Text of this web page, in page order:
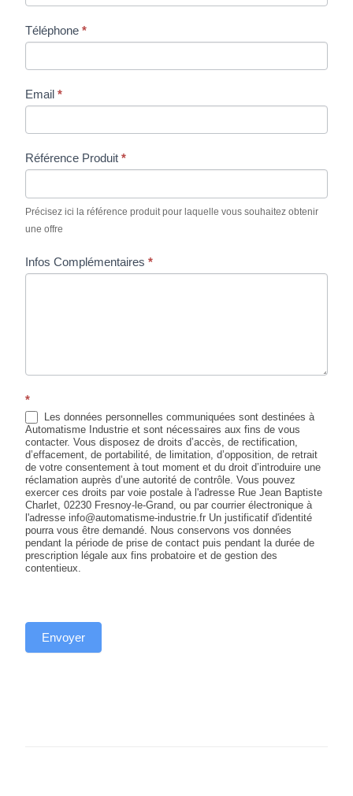
Téléphone *
Email *
Référence Produit *
Précisez ici la référence produit pour laquelle vous souhaitez obtenir
une offre
Infos Complémentaires *
*
Les données personnelles communiquées sont destinées à
Automatisme Industrie et sont nécessaires aux fins de vous
contacter. Vous disposez de droits d’accès, de rectification,
d’effacement, de portabilité, de limitation, d’opposition, de retrait
de votre consentement à tout moment et du droit d’introduire une
réclamation auprès d’une autorité de contrôle. Vous pouvez
exercer ces droits par voie postale à l'adresse Rue Jean Baptiste
Charlet, 02230 Fresnoy-le-Grand, ou par courrier électronique à
l'adresse info@automatisme-industrie.fr Un justificatif d'identité
pourra vous être demandé. Nous conservons vos données
pendant la période de prise de contact puis pendant la durée de
prescription légale aux fins probatoire et de gestion des
contentieux.
Envoyer